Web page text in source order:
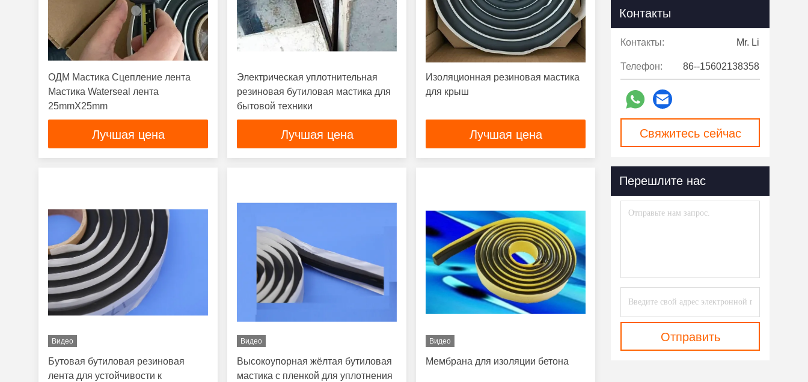
ОДМ Мастика Сцепление лента
Мастика Waterseal лента
25mmX25mm
Лучшая цена
Электрическая уплотнительная
резиновая бутиловая мастика для
бытовой техники
Лучшая цена
Изоляционная резиновая мастика
для крыш
Лучшая цена
Видео
Бутовая бутиловая резиновая
лента для устойчивости к
Видео
Высокоупорная жёлтая бутиловая
мастика с пленкой для уплотнения
Видео
Мембрана для изоляции бетона
Вискоэластичная Обертка
Контакты
Контакты: Mr. Li
Телефон: 86--15602138358
Свяжитесь сейчас
Перешлите нас
Отправить